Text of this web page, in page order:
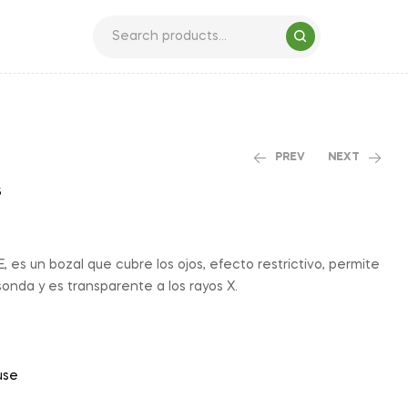
PREV NEXT
es un bozal que cubre los ojos, efecto restrictivo, permite
y es transparente a los rayos X.